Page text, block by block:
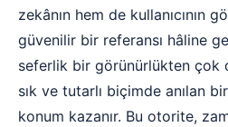
zekânın hem de kullanıcının
güvenilir bir referansı hâline
seferlik bir görünürlükten çok
sık ve tutarlı biçimde anılan
konum kazanır. Bu otorite,